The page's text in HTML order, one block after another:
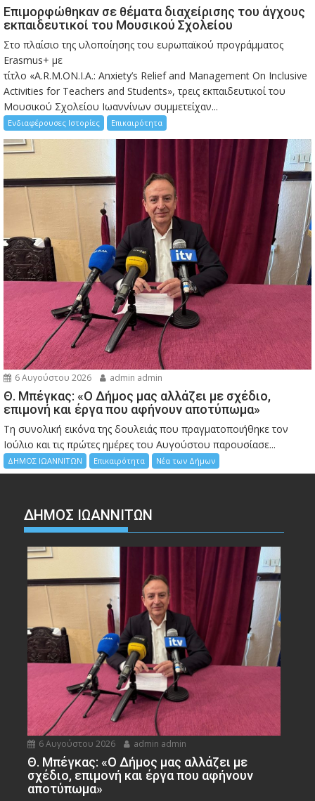
Eπιμορφώθηκαν σε θέματα διαχείρισης του άγχους
εκπαιδευτικοί του Μουσικού Σχολείου
Στο πλαίσιο της υλοποίησης του ευρωπαϊκού προγράμματος
Erasmus+ με
τίτλο «A.R.M.ON.I.A.: Anxiety’s Relief and Management On Inclusive
Activities for Teachers and Students», τρεις εκπαιδευτικοί του
Μουσικού Σχολείου Ιωαννίνων συμμετείχαν...
Ενδιαφέρουσες Ιστορίες Επικαιρότητα
6 Αυγούστου 2026 admin admin
Θ. Μπέγκας: «Ο Δήμος μας αλλάζει με σχέδιο,
επιμονή και έργα που αφήνουν αποτύπωμα»
Τη συνολική εικόνα της δουλειάς που πραγματοποιήθηκε τον
Ιούλιο και τις πρώτες ημέρες του Αυγούστου παρουσίασε...
ΔΗΜΟΣ ΙΩΑΝΝΙΤΩΝ Επικαιρότητα Νέα των Δήμων
ΔΗΜΟΣ ΙΩΑΝΝΙΤΩΝ
6 Αυγούστου 2026 admin admin
Θ. Μπέγκας: «Ο Δήμος μας αλλάζει με
σχέδιο, επιμονή και έργα που αφήνουν
αποτύπωμα»